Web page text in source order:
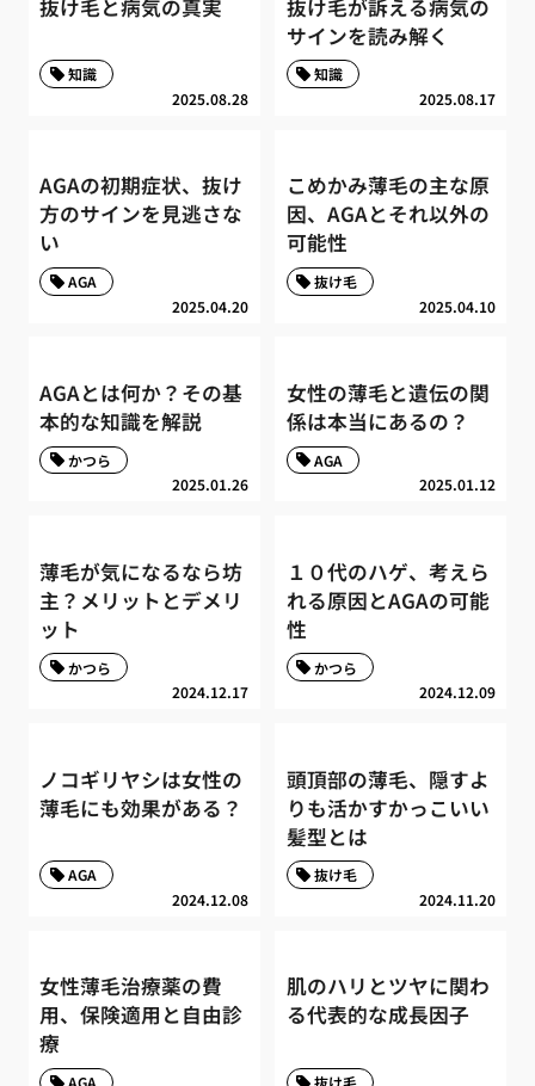
抜け毛と病気の真実
2025.08.28
知識
抜け毛が訴える病気の
サインを読み解く
2025.08.17
知識
AGAの初期症状、抜け
方のサインを見逃さな
い
2025.04.20
AGA
こめかみ薄毛の主な原
因、AGAとそれ以外の
可能性
2025.04.10
抜け毛
AGAとは何か？その基
本的な知識を解説
2025.01.26
かつら
女性の薄毛と遺伝の関
係は本当にあるの？
2025.01.12
AGA
薄毛が気になるなら坊
主？メリットとデメリ
ット
2024.12.17
かつら
１０代のハゲ、考えら
れる原因とAGAの可能
性
2024.12.09
かつら
ノコギリヤシは女性の
薄毛にも効果がある？
2024.12.08
AGA
頭頂部の薄毛、隠すよ
りも活かすかっこいい
髪型とは
2024.11.20
抜け毛
女性薄毛治療薬の費
用、保険適用と自由診
療
肌のハリとツヤに関わ
る代表的な成長因子